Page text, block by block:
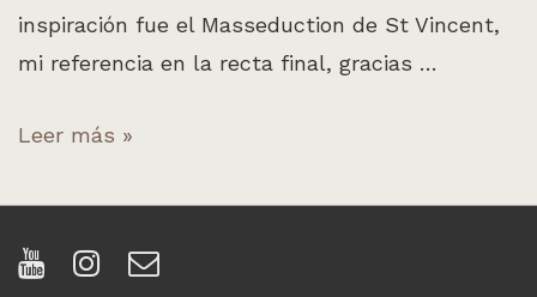
inspiración fue el Masseduction de St Vincent,
mi referencia en la recta final, gracias …
Yakadlin
Toma
1
Leer más »